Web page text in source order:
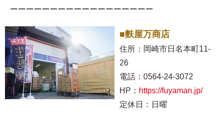
ーーーーーーーーーーーーーーーーーー
■麩屋万商店
住所：岡崎市日名本町11-
26
電話：0564-24-3072
HP： https://fuyaman.jp/
定休日：日曜